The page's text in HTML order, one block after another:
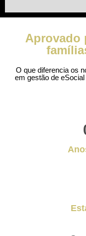
Aprovado
O que diferencia os
em gestão de